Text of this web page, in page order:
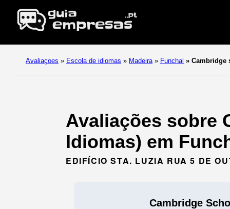
Avaliaçoes » Escola de idiomas » Madeira » Funchal » Cambridge
Avaliações sobre
Idiomas) em
EDIFÍCIO STA. LUZIA RUA 5 DE
Cambridge